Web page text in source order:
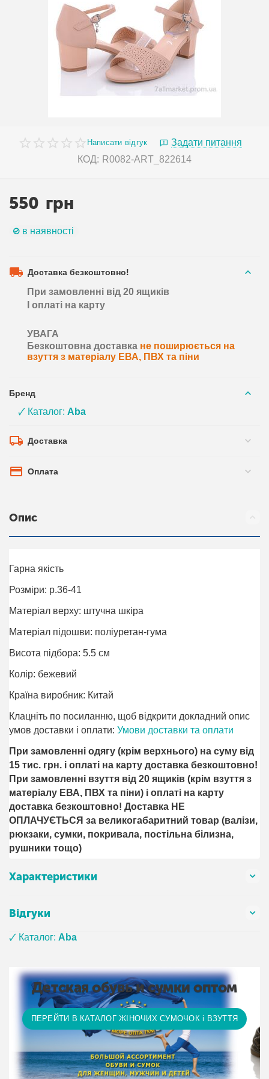
Написати відгук
Задати питання
КОД: R0082-ART_822614
550 грн
в наявності
Доставка безкоштовно!
При замовленні від 20 ящиків
І оплаті на карту
УВАГА
Безкоштовна доставка не поширюється на
взуття з матеріалу ЕВА, ПВХ та піни
Бренд
🗸 Каталог:Aba
Доставка
Оплата
Опис
Гарна якість
Розміри: р.36-41
Матеріал верху: штучна шкіра
Матеріал підошви: поліуретан-гума
Висота підбора: 5.5 см
Колір: бежевий
Країна виробник: Китай
Клацніть по посиланню, щоб відкрити докладний опис
умов доставки і оплати:Умови доставки та оплати
При замовленні одягу (крім верхнього) на суму від
15 тис. грн. і оплаті на карту доставка безкоштовно!
При замовленні взуття від 20 ящиків (крім взуття з
матеріалу ЕВА, ПВХ та піни) і оплаті на карту
доставка безкоштовно! Доставка НЕ ​​
ОПЛАЧУЄТЬСЯ за великогабаритний товар (валізи,
рюкзаки, сумки, покривала, постільна білизна,
рушники тощо)
Характеристики
Відгуки
🗸 Каталог:Aba
Детская обувь и сумки оптом
ПЕРЕЙТИ В КАТАЛОГ ЖІНОЧИХ СУМОЧОК і ВЗУТТЯ